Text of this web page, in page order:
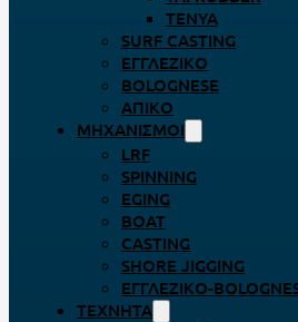
TENYA
SURF CASTING
ΕΓΓΛΈΖΙΚΟ
BOLOGNESE
ΑΠΊΚΟ
ΜΗΧΑΝΙΣΜΟΊ
LRF
SPINNING
EGING
BOAT
CASTING
SHORE JIGGING
ΕΓΓΛΈΖΙΚΟ-
ΤΕΧΝΗΤΆ